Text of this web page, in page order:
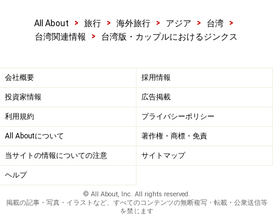
になりました。
指南宮（住所：台北市萬壽路115号）
（236など）で政治大学まで行き（大人
NT$15）、指南宮行きの路線バスに乗り換
えれば終点下車（大人NT$15）。
次は「石碇の姑娘廟」です。この廟に
は、結婚する前の若さで死んでしまった
「魏扁」が祀られています（魏扁仙姑とも
言います）。恋することも結婚することも
知らずに死んでしまった娘が、若いカップ
All About > 旅行 > 海外旅行 > アジア > 台湾
>
台湾関連情報
> 台湾版・カップルにおけるジンクス
会社概要 採用情報
投資家情報 広告掲載
利用規約 プライバシーポリシー
All Aboutについて 著作権・商標・免責
当サイトの情報についての注意 サイトマップ
ヘルプ
© All About, Inc. All rights reserved.
掲載の記事・写真・イラストなど、すべてのコンテンツの無断複写・転載・公衆送信等
を禁じます